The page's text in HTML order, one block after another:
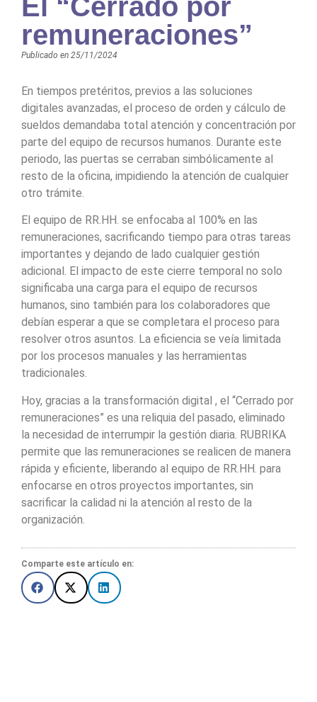
El “Cerrado por
remuneraciones”
Publicado en 25/11/2024
En tiempos pretéritos, previos a las soluciones
digitales avanzadas, el proceso de orden y cálculo de
sueldos demandaba total atención y concentración por
parte del equipo de recursos humanos. Durante este
periodo, las puertas se cerraban simbólicamente al
resto de la oficina, impidiendo la atención de cualquier
otro trámite.
El equipo de RR.HH. se enfocaba al 100% en las
remuneraciones, sacrificando tiempo para otras tareas
importantes y dejando de lado cualquier gestión
adicional. El impacto de este cierre temporal no solo
significaba una carga para el equipo de recursos
humanos, sino también para los colaboradores que
debían esperar a que se completara el proceso para
resolver otros asuntos. La eficiencia se veía limitada
por los procesos manuales y las herramientas
tradicionales.
Hoy, gracias a la transformación digital , el “Cerrado por
remuneraciones” es una reliquia del pasado, eliminado
la necesidad de interrumpir la gestión diaria. RUBRIKA
permite que las remuneraciones se realicen de manera
rápida y eficiente, liberando al equipo de RR.HH. para
enfocarse en otros proyectos importantes, sin
sacrificar la calidad ni la atención al resto de la
organización.
Comparte este artículo en: